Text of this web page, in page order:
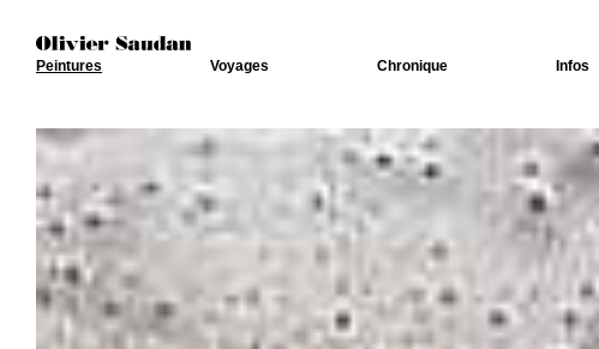
Peintures Voyages Chronique Infos